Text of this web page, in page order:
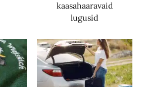
kaasahaaravaid
lugusid